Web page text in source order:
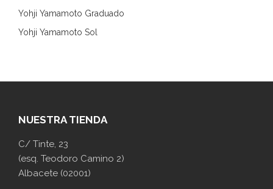
Yohji Yamamoto Graduado
Yohji Yamamoto Sol
NUESTRA TIENDA
C/ Tinte, 23
(esq. Teodoro Camino 2)
Albacete (02001)